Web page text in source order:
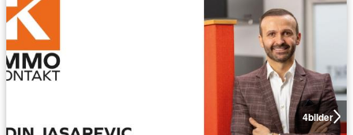
4bilder